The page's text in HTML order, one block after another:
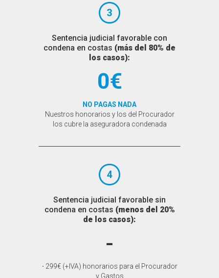
3
Sentencia judicial favorable con
condena en costas (más del 80% de
los casos):
0€
NO PAGAS NADA
Nuestros honorarios y los del Procurador
los cubre la aseguradora condenada
4
Sentencia judicial favorable sin
condena en costas (menos del 20%
de los casos):
-
· 299€ (+IVA) honorarios para el Procurador
y Gastos